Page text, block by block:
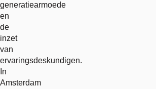
generatiearmoede
en
de
inzet
van
ervaringsdeskundigen.
In
Amsterdam